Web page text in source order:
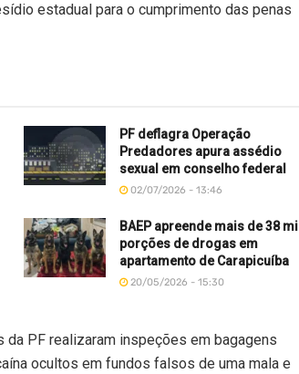
estadual para o cumprimento das penas
PF deflagra Operação
Predadores apura assédio
sexual em conselho federal
02/07/2026 - 13:46
BAEP apreende mais de 38 mil
porções de drogas em
apartamento de Carapicuíba
20/05/2026 - 15:30
PF realizaram inspeções em bagagens
ocultos em fundos falsos de uma mala e